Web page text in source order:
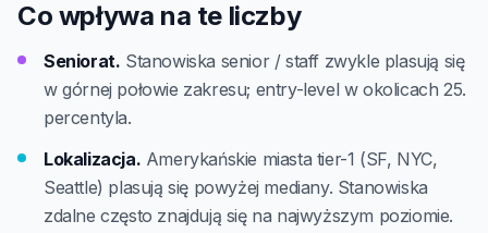
Co wpływa na te liczby
Seniorat. Stanowiska senior / staff zwykle plasują się
w górnej połowie zakresu; entry-level w okolicach 25.
percentyla.
Lokalizacja. Amerykańskie miasta tier-1 (SF, NYC,
Seattle) plasują się powyżej mediany. Stanowiska
zdalne często znajdują się na najwyższym poziomie.